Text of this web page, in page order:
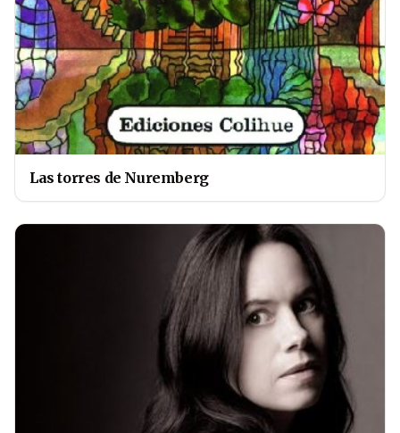
Las torres de Nuremberg